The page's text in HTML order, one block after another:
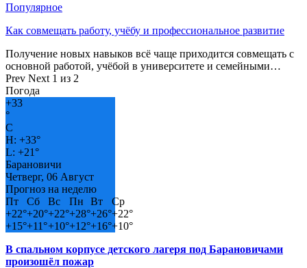
Популярное
Как совмещать работу, учёбу и профессиональное развитие
Получение новых навыков всё чаще приходится совмещать с
основной работой, учёбой в университете и семейными…
Prev Next 1 из 2
Погода
+33
°
C
H: +33°
L: +21°
Барановичи
Четверг, 06 Август
Прогноз на неделю
Пт
Сб Вс Пн Вт
Ср
+22°+20°+22°+28°+26°+22°
+15°+11°+10°+12°+16°+10°
В спальном корпусе детского лагеря под Барановичами
произошёл пожар